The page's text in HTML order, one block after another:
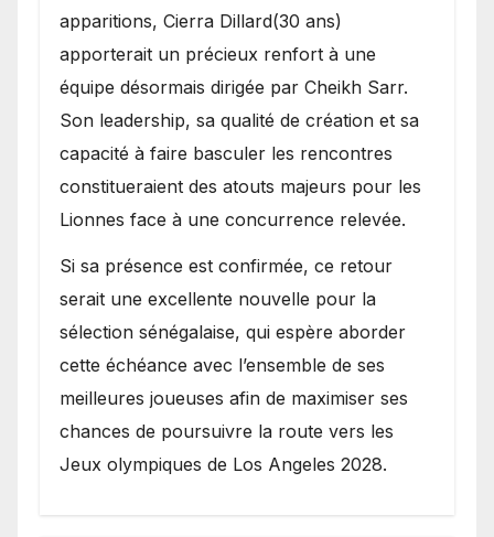
apparitions, Cierra Dillard(30 ans)
apporterait un précieux renfort à une
équipe désormais dirigée par Cheikh Sarr.
Son leadership, sa qualité de création et sa
capacité à faire basculer les rencontres
constitueraient des atouts majeurs pour les
Lionnes face à une concurrence relevée.
Si sa présence est confirmée, ce retour
serait une excellente nouvelle pour la
sélection sénégalaise, qui espère aborder
cette échéance avec l’ensemble de ses
meilleures joueuses afin de maximiser ses
chances de poursuivre la route vers les
Jeux olympiques de Los Angeles 2028.